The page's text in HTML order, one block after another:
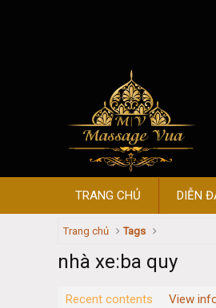
TRANG CHỦ DIỄN
Trang chủ Tags
nhà xe:ba quy
Recent contents View